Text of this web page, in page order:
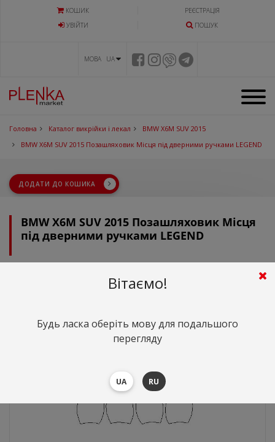
КОШИК
РЕЄСТРАЦІЯ
УВIЙТИ
ПОШУК
МОВА UA
Головна Каталог викрійки і лекал
BMW X6M SUV 2015
BMW X6M SUV 2015 Позашляховик Місця під дверними ручками LEGEND
ДОДАТИ ДО КОШИКА
BMW X6M SUV 2015 Позашляховик Місця
під дверними ручками LEGEND
грн.
Вітаємо!
Будь ласка оберіть мову для подальшого
перегляду
UA RU